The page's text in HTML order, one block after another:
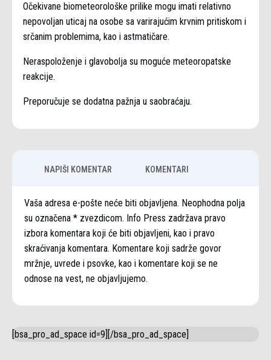
Očekivane biometeorološke prilike mogu imati relativno
nepovoljan uticaj na osobe sa varirajućim krvnim pritiskom i
srčanim problemima, kao i astmatičare.
Neraspoloženje i glavobolja su moguće meteoropatske
reakcije.
Preporučuje se dodatna pažnja u saobraćaju.
NAPIŠI KOMENTAR KOMENTARI
Vaša adresa e-pošte neće biti objavljena. Neophodna polja
su označena * zvezdicom. Info Press zadržava pravo
izbora komentara koji će biti objavljeni, kao i pravo
skraćivanja komentara. Komentare koji sadrže govor
mržnje, uvrede i psovke, kao i komentare koji se ne
odnose na vest, ne objavljujemo.
[bsa_pro_ad_space id=9][/bsa_pro_ad_space]